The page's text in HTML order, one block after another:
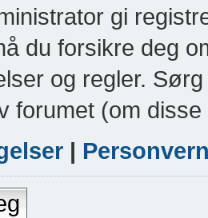
gi
du forsikre deg
og regler.
forumet (om
|